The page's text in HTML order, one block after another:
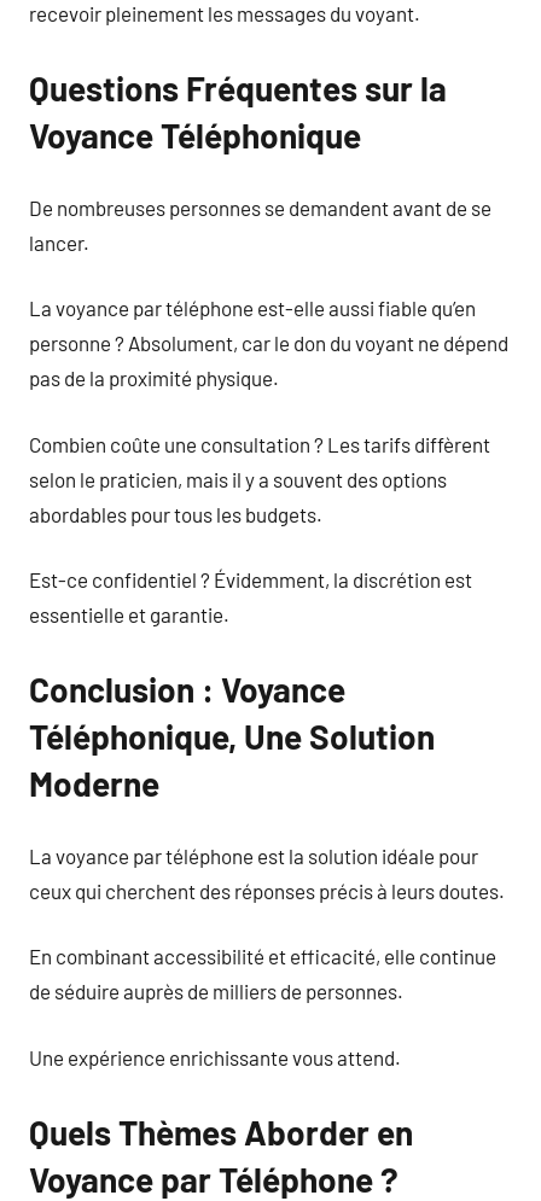
recevoir pleinement les messages du voyant.
Questions Fréquentes sur la
Voyance Téléphonique
De nombreuses personnes se demandent avant de se
lancer.
La voyance par téléphone est-elle aussi fiable qu’en
personne ? Absolument, car le don du voyant ne dépend
pas de la proximité physique.
Combien coûte une consultation ? Les tarifs diffèrent
selon le praticien, mais il y a souvent des options
abordables pour tous les budgets.
Est-ce confidentiel ? Évidemment, la discrétion est
essentielle et garantie.
Conclusion : Voyance
Téléphonique, Une Solution
Moderne
La voyance par téléphone est la solution idéale pour
ceux qui cherchent des réponses précis à leurs doutes.
En combinant accessibilité et efficacité, elle continue
de séduire auprès de milliers de personnes.
Une expérience enrichissante vous attend.
Quels Thèmes Aborder en
Voyance par Téléphone ?